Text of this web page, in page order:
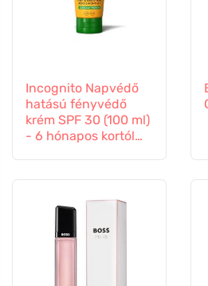
Incognito Napvédő
hatású fényvédő
krém SPF 30 (100 ml)
- 6 hónapos kortól